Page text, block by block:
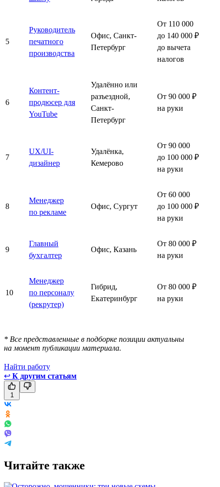
5
Руководитель
печатного
производства
Офис, Санкт-
Петербург
От 110 000
до 140 000 ₽
до вычета
налогов
6
Контент-
продюсер для
YouTube
Удалённо или
разъездной,
Санкт-
Петербург
От 90 000 ₽
на руки
7
UX/UI-
дизайнер
Удалёнка,
Кемерово
От 90 000
до 100 000 ₽
на руки
8
Менеджер
по рекламе
Офис, Сургут
От 60 000
до 100 000 ₽
на руки
9
Главный
бухгалтер
Офис, Казань
От 80 000 ₽
на руки
10
Менеджер
по персоналу
(рекрутер)
Гибрид,
Екатеринбург
От 80 000 ₽
на руки
* Все представленные в подборке позиции актуальны
на момент публикации материала.
Найти работу
↩ К другим статьям
1
Читайте также